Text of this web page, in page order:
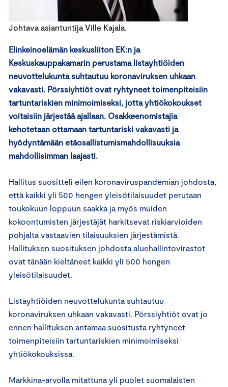
Johtava asiantuntija Ville Kajala.
Elinkeinoelämän keskusliiton EK:n ja
Keskuskauppakamarin perustama listayhtiöiden
neuvottelukunta suhtautuu koronaviruksen uhkaan
vakavasti. Pörssiyhtiöt ovat ryhtyneet toimenpiteisiin
tartuntariskien minimoimiseksi, jotta yhtiökokoukset
voitaisiin järjestää ajallaan. Osakkeenomistajia
kehotetaan ottamaan tartuntariski vakavasti ja
hyödyntämään etäosallistumismahdollisuuksia
mahdollisimman laajasti.
Hallitus suositteli eilen koronaviruspandemian johdosta,
että kaikki yli 500 hengen yleisötilaisuudet perutaan
toukokuun loppuun saakka ja myös muiden
kokoontumisten järjestäjät harkitsevat riskiarvioiden
pohjalta vastaavien tilaisuuksien järjestämistä.
Hallituksen suosituksen johdosta aluehallintovirastot
ovat tänään kieltäneet kaikki yli 500 hengen
yleisötilaisuudet.
Listayhtiöiden neuvottelukunta suhtautuu
koronaviruksen uhkaan vakavasti. Pörssiyhtiöt ovat jo
ennen hallituksen antamaa suositusta ryhtyneet
toimenpiteisiin tartuntariskien minimoimiseksi
yhtiökokouksissa.
Markkina-arvolla mitattuna yli puolet suomalaisten